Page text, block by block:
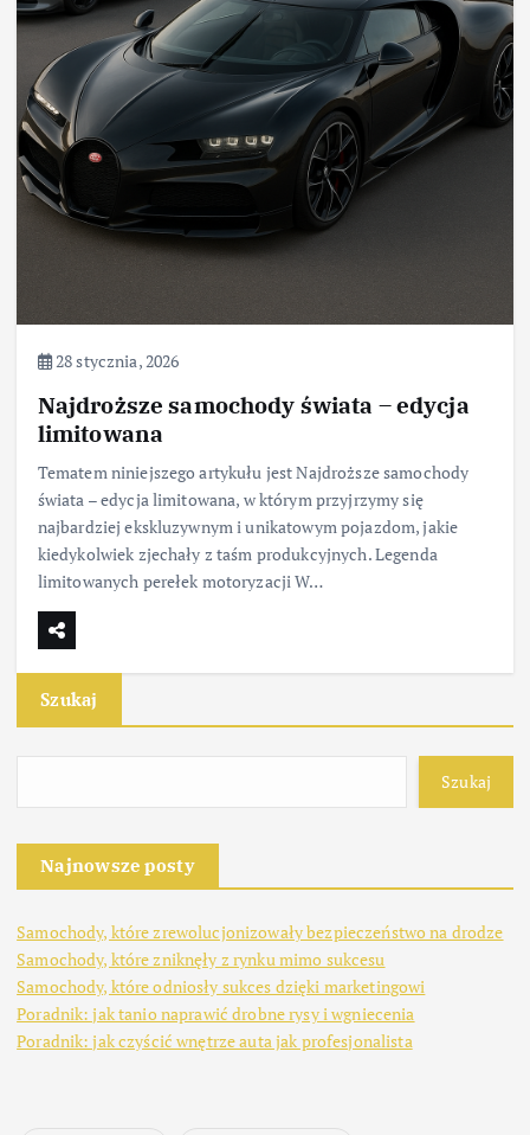
28 stycznia, 2026
Najdroższe samochody świata – edycja
limitowana
Tematem niniejszego artykułu jest Najdroższe samochody
świata – edycja limitowana, w którym przyjrzymy się
najbardziej ekskluzywnym i unikatowym pojazdom, jakie
kiedykolwiek zjechały z taśm produkcyjnych. Legenda
limitowanych perełek motoryzacji W…
Szukaj
Szukaj
Najnowsze posty
Samochody, które zrewolucjonizowały bezpieczeństwo na drodze
Samochody, które zniknęły z rynku mimo sukcesu
Samochody, które odniosły sukces dzięki marketingowi
Poradnik: jak tanio naprawić drobne rysy i wgniecenia
Poradnik: jak czyścić wnętrze auta jak profesjonalista